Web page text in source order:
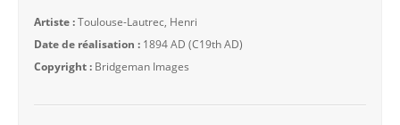
Artiste :Toulouse-Lautrec, Henri
Date de réalisation : 1894 AD (C19th AD)
Copyright : Bridgeman Images